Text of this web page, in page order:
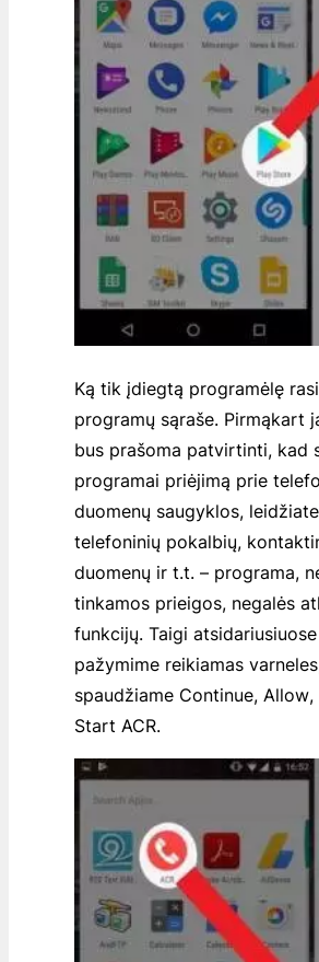
Ką tik įdiegtą programėlę
programų sąraše. Pirmąkart
bus prašoma patvirtinti, kad
programai priėjimą prie
duomenų saugyklos,
telefoninių pokalbių,
duomenų ir t.t. – programa,
tinkamos prieigos, negalės
funkcijų. Taigi
pažymime reikiamas
spaudžiame Continue, Allow,
Start ACR.